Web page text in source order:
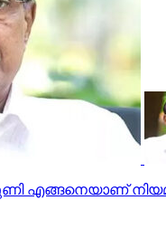
എങ്ങനെയാണ്